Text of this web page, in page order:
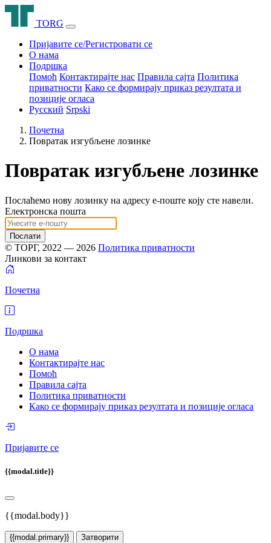
TORG
Пријавите се/Регистровати се
О нама
Подршка
Помоћ Контактирајте нас Правила сајта Политика
приватности Како се формирају приказ резултата и
позиције огласа
Русский Srpski
Почетна
Повратак изгубљене лозинке
Повратак изгубљене лозинке
Послаћемо нову лозинку на адресу е-поште коју сте навели.
Електронска пошта
Послати
© ТОРГ, 2022 — 2026 Политика приватности
Линкови за контакт
Почетна
Подршка
О нама
Контактирајте нас
Помоћ
Правила сајта
Политика приватности
Како се формирају приказ резултата и позиције огласа
Пријавите се
{{modal.title}}
{{modal.body}}
{{modal.primary}} Затворити